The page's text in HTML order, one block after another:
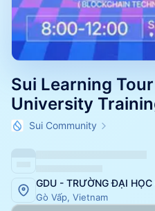
Sui Learning
University
Sui Community
GDU - TRƯỜNG ĐẠI
Gò Vấp, Vietnam